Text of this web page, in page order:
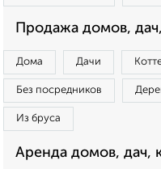
Продажа домов,
Дома Дачи
Без посредников
Из бруса
Аренда домов, дач,